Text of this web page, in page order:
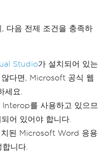
다음 전제 조건을 충족하
Studio가 설치되어 있는
다면, Microsoft 공식 웹
세요.
를 사용하고 있으므
어 있어야 합니다.
된 Microsoft Word 응용
니다.